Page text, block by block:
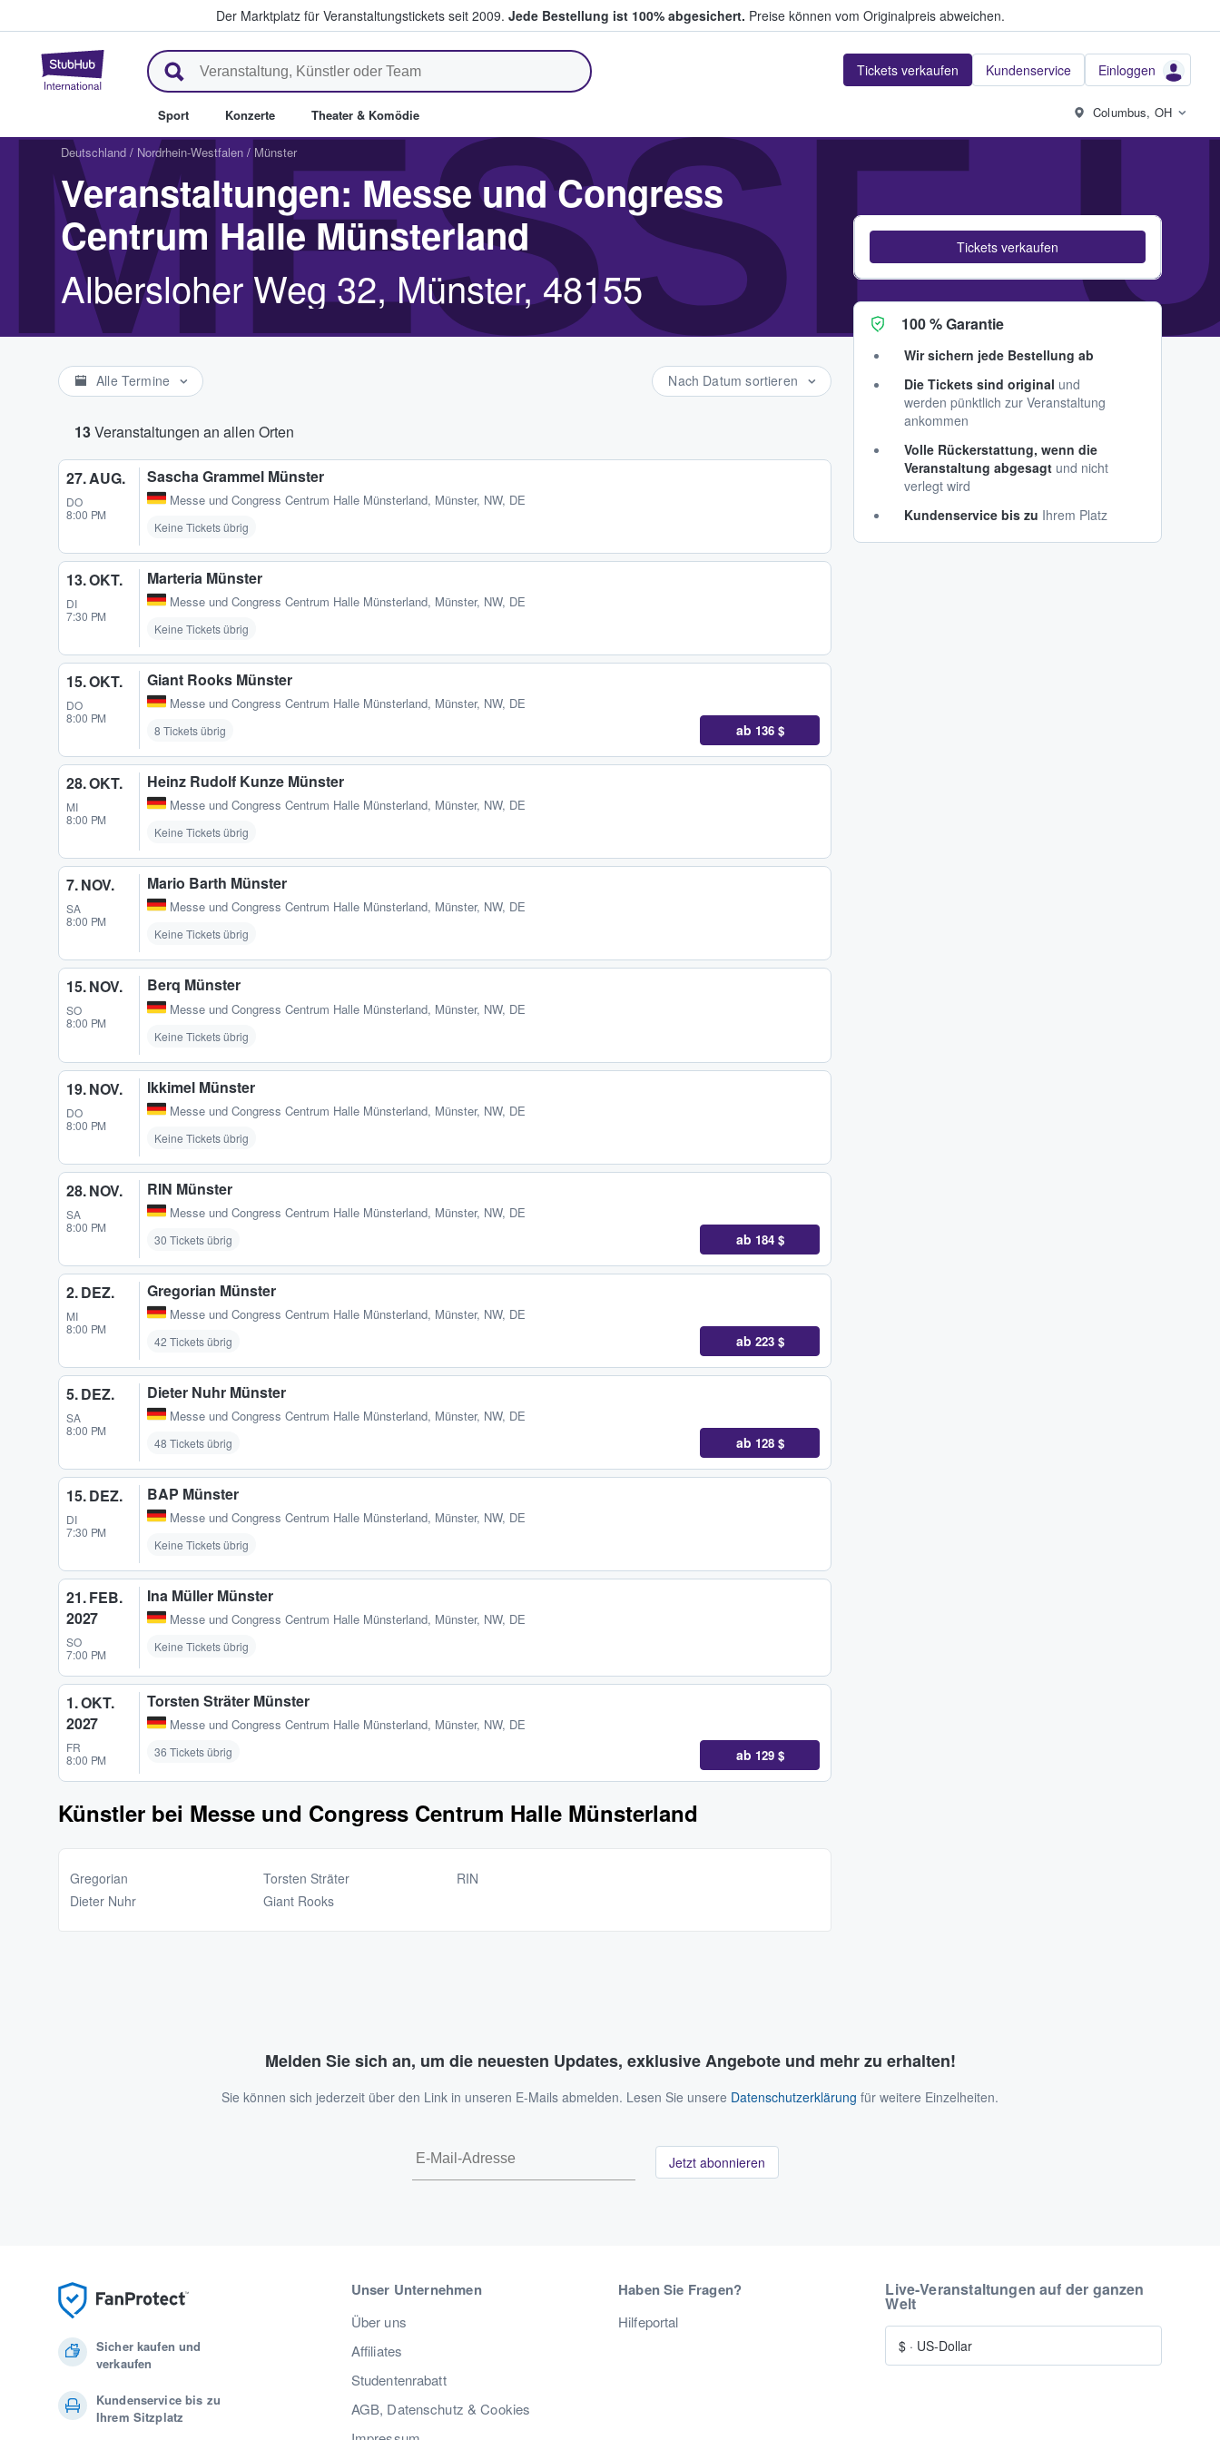
Der Marktplatz für Veranstaltungstickets seit 2009. Jede Bestellung ist 100% abgesichert. Preise können vom Originalpreis abweichen.
StubHub - Wo Fans Tickets kaufen & verkaufen Tickets verkaufen Kundenservice Einloggen
Sport Konzerte Theater & Komödie Columbus, OH
MESSE
Deutschland / Nordrhein-Westfalen / Münster
Veranstaltungen: Messe und Congress
Centrum Halle Münsterland
Albersloher Weg 32, Münster, 48155
Alle Termine Nach Datum sortieren
13Veranstaltungen an allen Orten
27. AUG.
DO
8:00 PM
Sascha Grammel Münster
Messe und Congress Centrum Halle Münsterland, Münster, NW, DE
Keine Tickets übrig
13. OKT.
DI
7:30 PM
Marteria Münster
Messe und Congress Centrum Halle Münsterland, Münster, NW, DE
Keine Tickets übrig
15. OKT.
DO
8:00 PM
Giant Rooks Münster
Messe und Congress Centrum Halle Münsterland, Münster, NW, DE
8 Tickets übrig ab 136 $
28. OKT.
MI
8:00 PM
Heinz Rudolf Kunze Münster
Messe und Congress Centrum Halle Münsterland, Münster, NW, DE
Keine Tickets übrig
7. NOV.
SA
8:00 PM
Mario Barth Münster
Messe und Congress Centrum Halle Münsterland, Münster, NW, DE
Keine Tickets übrig
15. NOV.
SO
8:00 PM
Berq Münster
Messe und Congress Centrum Halle Münsterland, Münster, NW, DE
Keine Tickets übrig
19. NOV.
DO
8:00 PM
Ikkimel Münster
Messe und Congress Centrum Halle Münsterland, Münster, NW, DE
Keine Tickets übrig
28. NOV.
SA
8:00 PM
RIN Münster
Messe und Congress Centrum Halle Münsterland, Münster, NW, DE
30 Tickets übrig ab 184 $
2. DEZ.
MI
8:00 PM
Gregorian Münster
Messe und Congress Centrum Halle Münsterland, Münster, NW, DE
42 Tickets übrig ab 223 $
5. DEZ.
SA
8:00 PM
Dieter Nuhr Münster
Messe und Congress Centrum Halle Münsterland, Münster, NW, DE
48 Tickets übrig ab 128 $
15. DEZ.
DI
7:30 PM
BAP Münster
Messe und Congress Centrum Halle Münsterland, Münster, NW, DE
Keine Tickets übrig
21. FEB.
2027
SO
7:00 PM
Ina Müller Münster
Messe und Congress Centrum Halle Münsterland, Münster, NW, DE
Keine Tickets übrig
1. OKT.
2027
FR
8:00 PM
Torsten Sträter Münster
Messe und Congress Centrum Halle Münsterland, Münster, NW, DE
36 Tickets übrig ab 129 $
Künstler bei Messe und Congress Centrum Halle Münsterland
Gregorian
Dieter Nuhr
Torsten Sträter
Giant Rooks
RIN
Tickets verkaufen
100 % Garantie
Wir sichern jede Bestellung ab
Die Tickets sind original und
werden pünktlich zur Veranstaltung
ankommen
Volle Rückerstattung, wenn die
Veranstaltung abgesagt und nicht
verlegt wird
Kundenservice bis zu Ihrem Platz
Melden Sie sich an, um die neuesten Updates, exklusive Angebote und mehr zu erhalten!
Sie können sich jederzeit über den Link in unseren E-Mails abmelden. Lesen Sie unsere Datenschutzerklärung für weitere Einzelheiten.
Jetzt abonnieren
Sicher kaufen und
verkaufen
Kundenservice bis zu
Ihrem Sitzplatz
Unser Unternehmen
Über uns
Affiliates
Studentenrabatt
AGB, Datenschutz & Cookies
Haben Sie Fragen?
Hilfeportal
Live-Veranstaltungen auf der ganzen
Welt
$ · US-Dollar